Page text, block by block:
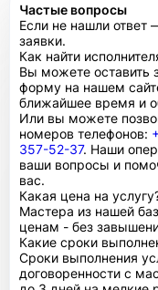
Частые вопросы
Если не нашли ответ
заявки.
Как найти
Вы можете оставить
форму на нашем
ближайшее время и
Или вы можете
номеров телефонов:
357-52-37. Наши
ваши вопросы и
вас.
Какая цена на
Мастера из нашей
ценам - без
Какие сроки
Сроки выполнения
договоренности с